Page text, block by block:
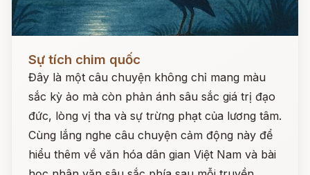
Sự tích chim quốc
Đây là một câu chuyện không chỉ mang màu
sắc kỳ ảo mà còn phản ánh sâu sắc giá trị đạo
đức, lòng vị tha và sự trừng phạt của lương tâm.
Cùng lắng nghe câu chuyện cảm động này để
hiểu thêm về văn hóa dân gian Việt Nam và bài